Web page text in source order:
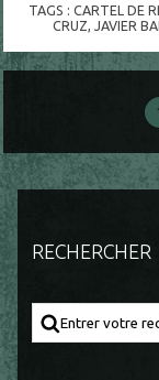
TAGS : CARTEL DE
CRUZ,JAVIER
RECHERCHER